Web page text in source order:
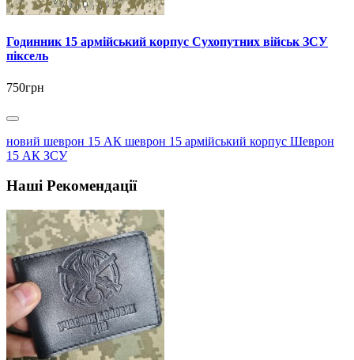
Годинник 15 армійський корпус Сухопутних військ ЗСУ
піксель
750грн
новий шеврон 15 АК шеврон 15 армійський корпус Шеврон
15 АК ЗСУ
Наші Рекомендації